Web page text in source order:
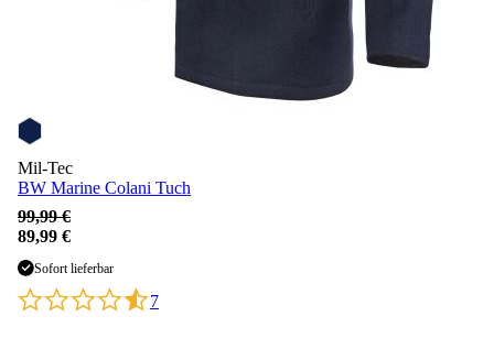
Mil-Tec
BW Marine Colani Tuch
99,99 €
89,99 €
Sofort lieferbar
7